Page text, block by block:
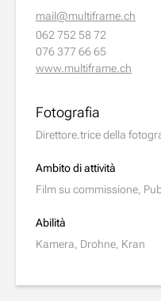
mail@multiframe.ch
062 752 58 72
076 377 66 65
www.multiframe.ch
Fotografia
Direttore.trice della
Ambito di attività
Film su commissione,
Abilità
Kamera, Drohne, Kran